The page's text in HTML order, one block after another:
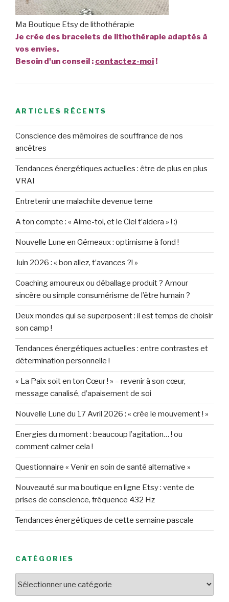
Ma Boutique Etsy de lithothérapie
Je crée des bracelets de lithothérapie adaptés à
vos envies.
Besoin d'un conseil : contactez-moi!
ARTICLES RÉCENTS
Conscience des mémoires de souffrance de nos
ancêtres
Tendances énergétiques actuelles : être de plus en plus
VRAI
Entretenir une malachite devenue terne
A ton compte : « Aime-toi, et le Ciel t’aidera » ! :)
Nouvelle Lune en Gémeaux : optimisme à fond !
Juin 2026 : « bon allez, t’avances ?! »
Coaching amoureux ou déballage produit ? Amour
sincère ou simple consumérisme de l’être humain ?
Deux mondes qui se superposent : il est temps de choisir
son camp !
Tendances énergétiques actuelles : entre contrastes et
détermination personnelle !
« La Paix soit en ton Cœur ! » – revenir à son cœur,
message canalisé, d’apaisement de soi
Nouvelle Lune du 17 Avril 2026 : « crée le mouvement ! »
Energies du moment : beaucoup l’agitation… ! ou
comment calmer cela !
Questionnaire « Venir en soin de santé alternative »
Nouveauté sur ma boutique en ligne Etsy : vente de
prises de conscience, fréquence 432 Hz
Tendances énergétiques de cette semaine pascale
CATÉGORIES